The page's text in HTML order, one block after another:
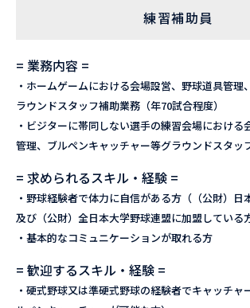
練習補助員
= 業務内容 =
・ホームゲームにおける会場設営、野球道具管理
ラウンドスタッフ補助業務（年70試合程度）
・ビジターに帯同しない選手の練習会場における
管理、ブルペンキャッチャー等グラウンドスタッ
= 求められるスキル・経験 =
・野球経験者で体力に自信がある方（（公財）日
及び（公財）全日本大学野球連盟に加盟している
・基本的なコミュニケーションが取れる方
= 歓迎するスキル・経験 =
・硬式野球又は準硬式野球の経験者でキャッチャ